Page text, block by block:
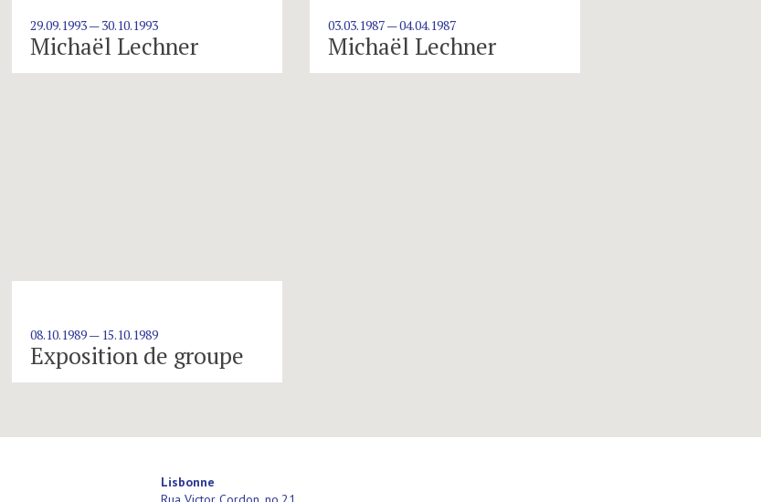
29.09.1993 — 30.10.1993
Michaël Lechner
03.03.1987 — 04.04.1987
Michaël Lechner
08.10.1989 — 15.10.1989
Exposition de groupe
Lisbonne